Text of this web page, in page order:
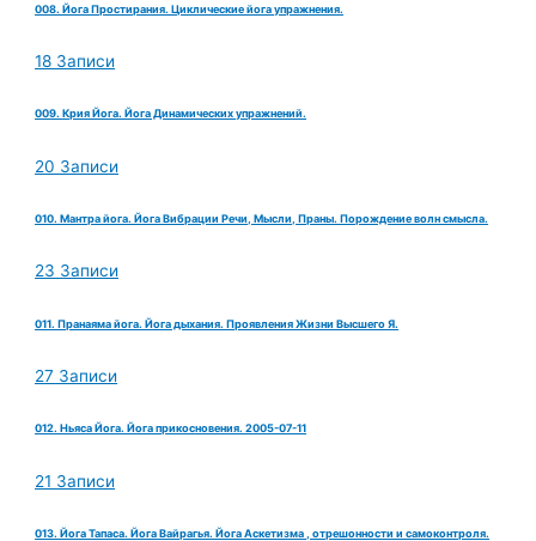
008. Йога Простирания. Циклические йога упражнения.
18 Записи
009. Крия Йога. Йога Динамических упражнений.
20 Записи
010. Мантра йога. Йога Вибрации Речи, Мысли, Праны. Порождение волн смысла.
23 Записи
011. Пранаяма йога. Йога дыхания. Проявления Жизни Высшего Я.
27 Записи
012. Ньяса Йога. Йога прикосновения. 2005-07-11
21 Записи
013. Йога Тапаса. Йога Вайрагья. Йога Аскетизма , отрешонности и самоконтроля.